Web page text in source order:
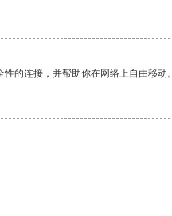
的连接，并帮助你在网络上自由移动。